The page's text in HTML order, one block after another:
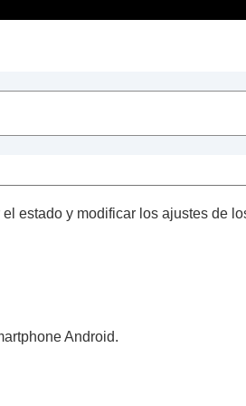
estado y modificar los ajustes de
Android.